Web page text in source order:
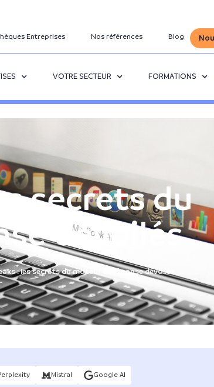
Entreprises Nos références Blog
VOTRE SECTEUR FORMATIONS
secrets du
dévoilés
: les secrets du moteur de réponse dévoilés
Mistral Google AI